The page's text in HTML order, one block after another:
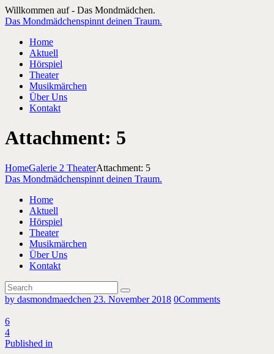
Willkommen auf - Das Mondmädchen.
Das Mondmädchenspinnt deinen Traum.
Home
Aktuell
Hörspiel
Theater
Musikmärchen
Über Uns
Kontakt
Attachment: 5
HomeGalerie 2 TheaterAttachment: 5
Das Mondmädchenspinnt deinen Traum.
Home
Aktuell
Hörspiel
Theater
Musikmärchen
Über Uns
Kontakt
by dasmondmaedchen 23. November 2018 0Comments
6
4
Beitragsnavigation
Published in